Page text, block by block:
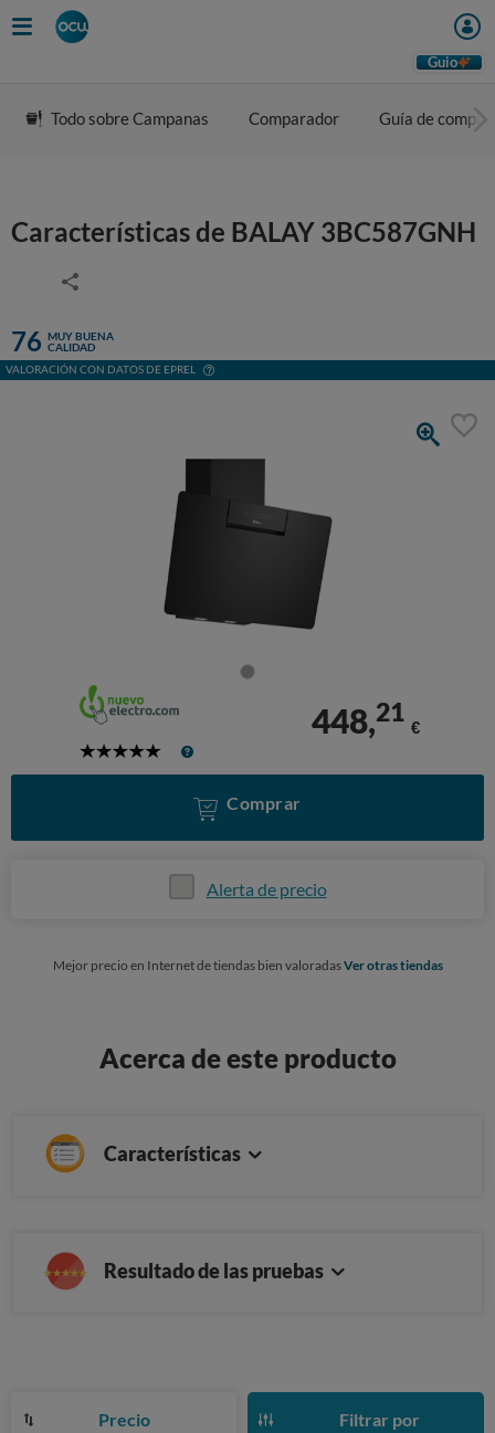
Guio
Todo sobre Campanas Comparador Guía de compra
Características de BALAY 3BC587GNH
76 MUY BUENA
CALIDAD
VALORACIÓN CON DATOS DE EPREL
5
448,21
€
Comprar
Alerta de precio
Mejor precio en Internet de tiendas bien valoradasVer otras tiendas
Acerca de este producto
Características
Resultado de las pruebas
Precio Filtrar por